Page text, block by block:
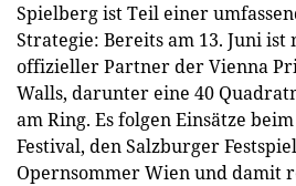
Spielberg ist Teil einer
Strategie: Bereits am 13. Juni
offizieller Partner der Vienna
Walls, darunter eine 40
am Ring. Es folgen Einsätze
Festival, den Salzburger
Opernsommer Wien und damit